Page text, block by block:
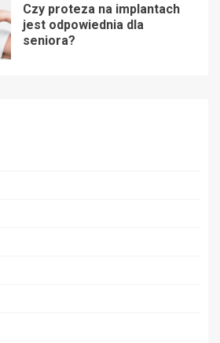
Czy proteza na implantach
jest odpowiednia dla
seniora?